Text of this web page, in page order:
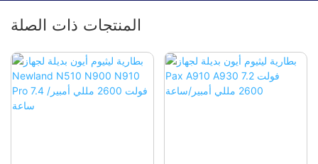
المنتجات ذات الصلة